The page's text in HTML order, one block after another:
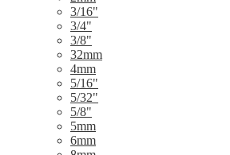
3/16"
3/4"
3/8"
32mm
4mm
5/16"
5/32"
5/8"
5mm
6mm